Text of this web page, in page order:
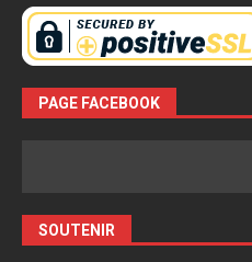
PAGE FACEBOOK
SOUTENIR